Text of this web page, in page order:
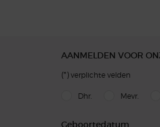
AANMELDEN VOOR
(*) verplichte velden
newslettersignup.title.legend
Dhr. Mevr.
Geboortedatum